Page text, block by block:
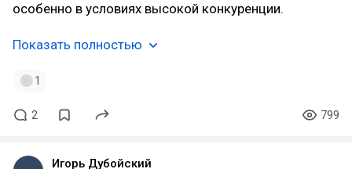
особенно в условиях высокой конкуренции.
Показать полностью
1
2 799
Игорь Дубойский